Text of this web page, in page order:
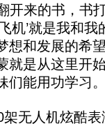
开来的书，书
机’就是我和
想和发展的希
就是从这里开
们能用功学习
无人机炫酷表